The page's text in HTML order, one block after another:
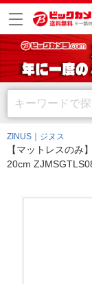
ZINUS｜ジヌス
【マットレスのみ
20cm